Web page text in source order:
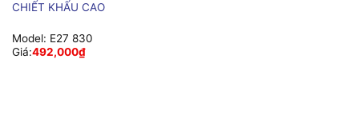
CHIẾT KHẤU CAO
Model: E27 830
Giá:492,000₫